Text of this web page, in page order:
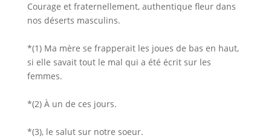
Courage et fraternellement, authentique fleur dans
nos déserts masculins.
*(1) Ma mère se frapperait les joues de bas en haut,
si elle savait tout le mal qui a été écrit sur les
femmes.
*(2) À un de ces jours.
*(3), le salut sur notre soeur.